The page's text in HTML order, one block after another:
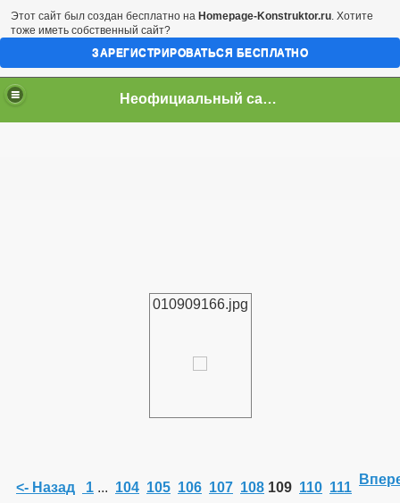
Неофициальный сайт город Арциз
010909166.jpg
<- Назад 1 ... 104 105 106 107 108 109 110 111
Этот сайт был создан бесплатно на Homepage-Konstruktor.ru. Хотите
тоже иметь собственный сайт?
ЗАРЕГИСТРИРОВАТЬСЯ БЕСПЛАТНО